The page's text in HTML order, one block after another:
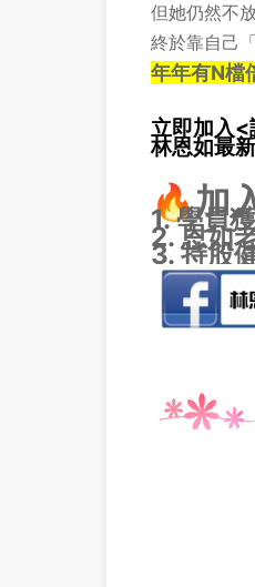
但她仍然不
終於靠自己
年年有N檔
立即加入
林恩如最
🔥加
1. 學員
2. 恩如
3. 持股